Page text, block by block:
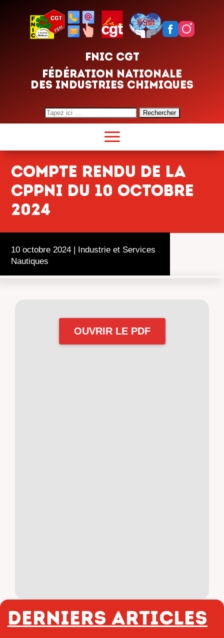
FNIC CGT
FÉDÉRATION NATIONALE
DES INDUSTRIES CHIMIQUES
Search
for:
COMPTE RENDU DE LA
CPPNI DU 10 OCTOBRE
2024
10 octobre 2024 | Industrie et Services
Nautiques
OUVRIR LE PDF
Derniers articles